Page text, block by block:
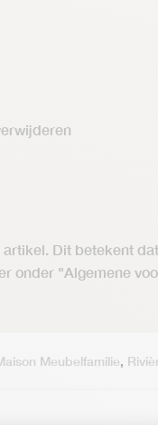
Dit betekent
onder "Algemene
Meubelfamilie,